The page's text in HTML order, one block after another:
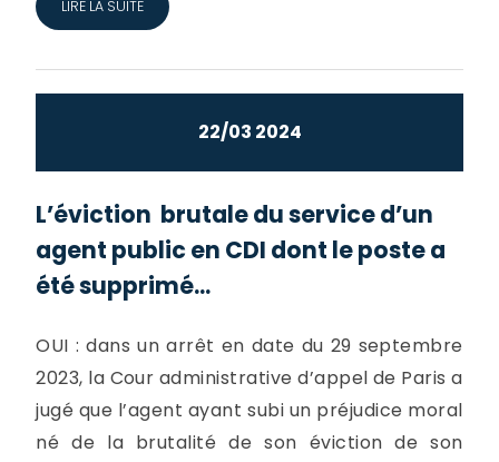
LIRE LA SUITE
22/03 2024
L’éviction brutale du service d’un
agent public en CDI dont le poste a
été supprimé...
OUI : dans un arrêt en date du 29 septembre
2023, la Cour administrative d’appel de Paris a
jugé que l’agent ayant subi un préjudice moral
né de la brutalité de son éviction de son